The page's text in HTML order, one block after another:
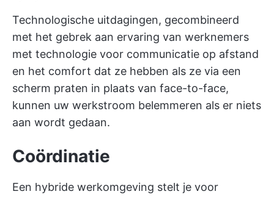
Technologische uitdagingen, gecombineerd
met het gebrek aan ervaring van werknemers
met technologie voor communicatie op afstand
en het comfort dat ze hebben als ze via een
scherm praten in plaats van face-to-face,
kunnen uw werkstroom belemmeren als er niets
aan wordt gedaan.
Coördinatie
Een hybride werkomgeving stelt je voor